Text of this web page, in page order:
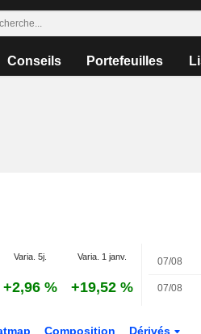
Conseils Portefeuilles
Varia. 5j. Varia. 1 janv.
+2,96 % +19,52 %
07/08
07/08
Composition Dérivés